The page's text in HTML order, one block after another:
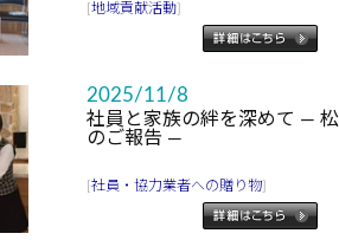
地域貢献活動
2025/11/8
社員と家族の絆を深めて ―
のご報告 ―
社員・協力業者への贈り物